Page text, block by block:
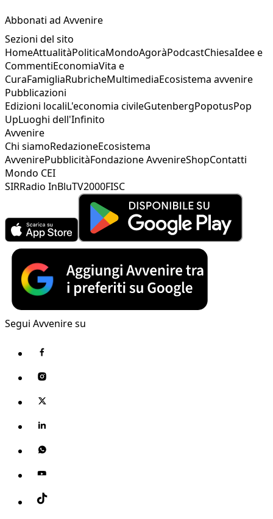
Abbonati ad Avvenire
Sezioni del sito
HomeAttualitàPoliticaMondoAgoràPodcastChiesaIdee e
CommentiEconomiaVita e
CuraFamigliaRubricheMultimediaEcosistema avvenire
Pubblicazioni
Edizioni localiL'economia civileGutenbergPopotusPop
UpLuoghi dell'Infinito
Avvenire
Chi siamoRedazioneEcosistema
AvvenirePubblicitàFondazione AvvenireShopContatti
Mondo CEI
SIRRadio InBluTV2000FISC
Segui Avvenire su